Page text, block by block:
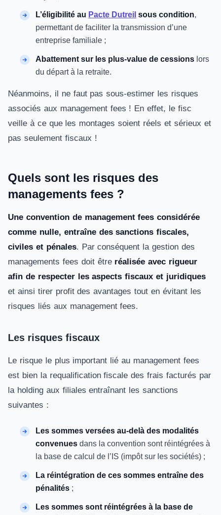
L’éligibilité au Pacte Dutreil sous condition,
permettant de faciliter la transmission d’une
entreprise familiale ;
Abattement sur les plus-value de cessions lors
du départ à la retraite.
Néanmoins, il ne faut pas sous-estimer les risques
associés aux management fees ! En effet, le fisc
veille à ce que les montages soient réels et sérieux et
pas seulement fiscaux !
Quels sont les risques des
managements fees ?
Une convention de management fees considérée
comme nulle, entraîne des sanctions fiscales,
civiles et pénales. Par conséquent la gestion des
managements fees doit être réalisée avec rigueur
afin de respecter les aspects fiscaux et juridiques
et ainsi tirer profit des avantages tout en évitant les
risques liés aux management fees.
Les risques fiscaux
Le risque le plus important lié au management fees
est bien la requalification fiscale des frais facturés par
la holding aux filiales entraînant les sanctions
suivantes :
Les sommes versées au-delà des modalités
convenues dans la convention sont réintégrées à
la base de calcul de l’IS (impôt sur les sociétés) ;
La réintégration de ces sommes entraîne des
pénalités ;
Les sommes sont réintégrées à la base de